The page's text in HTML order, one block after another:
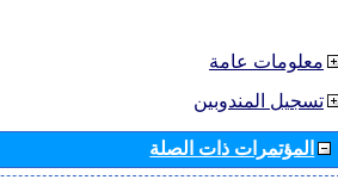
معلومات عامة
تسجيل المندوبين
المؤتمرات ذات الصلة